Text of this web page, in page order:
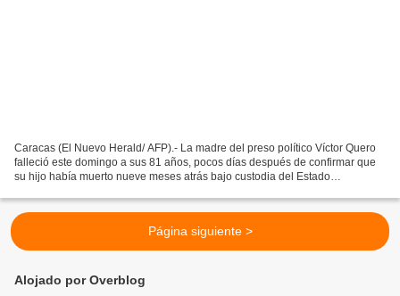
Caracas (El Nuevo Herald/ AFP).- La madre del preso político Víctor Quero
falleció este domingo a sus 81 años, pocos días después de confirmar que
su hijo había muerto nueve meses atrás bajo custodia del Estado
Página siguiente >
Alojado por Overblog